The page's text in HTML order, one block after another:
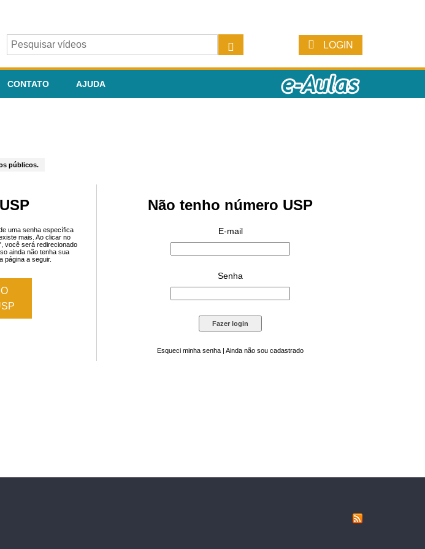
LOGIN
CONTATO AJUDA
públicos.
uma senha específica
mais. Ao clicar no
você será redirecionado
ainda não tenha sua
página a seguir.
Não tenho número USP
E-mail
Senha
Esqueci minha senha | Ainda não sou cadastrado